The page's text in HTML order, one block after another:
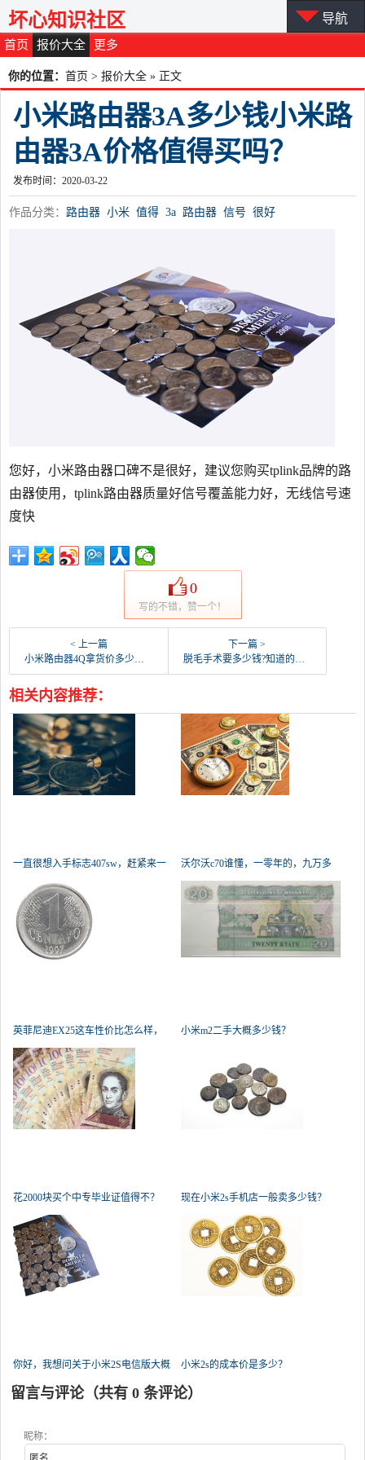
首页 报价大全 更多
坏心知识社区 导航
你的位置： 首页 > 报价大全 » 正文
小米路由器3A多少钱小米路
由器3A价格值得买吗？
发布时间：2020-03-22
作品分类： 路由器 小米 值得 3a 路由器 信号 很好
您好，小米路由器口碑不是很好，建议您购买tplink品牌的路
由器使用，tplink路由器质量好信号覆盖能力好，无线信号速
度快
0
写的不错，赞一个！
< 上一篇
小米路由器4Q拿货价多少钱？
下一篇 >
脱毛手术要多少钱?知道的朋友请说？
相关内容推荐：
一直很想入手标志407sw，赶紧来一
沃尔沃c70谁懂，一零年的，九万多
公里
英菲尼迪EX25这车性价比怎么样，
值得
小米m2二手大概多少钱？
花2000块买个中专毕业证值得不？ 现在小米2s手机店一般卖多少钱？
你好，我想问关于小米2S电信版大概
多
小米2s的成本价是多少？
留言与评论（共有 0 条评论）
昵称：